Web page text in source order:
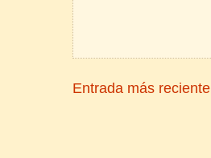
Entrada más reciente